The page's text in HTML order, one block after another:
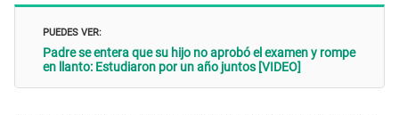
PUEDES VER:
Padre se entera que su hijo no aprobó el examen y rompe
en llanto: Estudiaron por un año juntos [VIDEO]